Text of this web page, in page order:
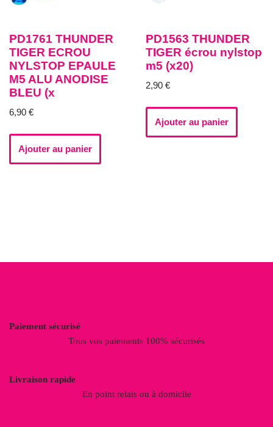
PD1761 THUNDER
TIGER ECROU
NYLSTOP EPAULE
M5 ALU ANODISE
BLEU (x
6,90 €
Ajouter au panier
PD1563 THUNDER
TIGER écrou nylstop
m5 (x20)
2,90 €
Ajouter au panier
Paiement sécurisé
Tous vos paiements 100% sécurisés
Livraison rapide
En point relais ou à domicile